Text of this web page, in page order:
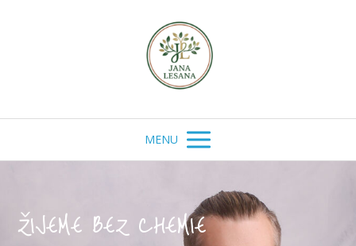
MENU
ŽIJEME BEZ CHEMIE